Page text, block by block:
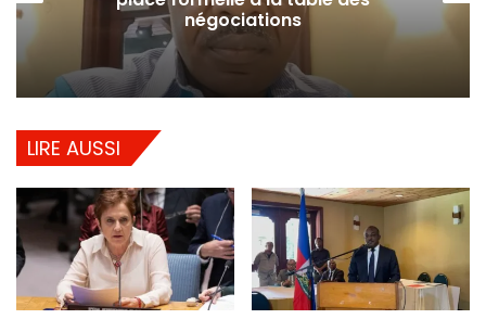
négociations
LIRE AUSSI